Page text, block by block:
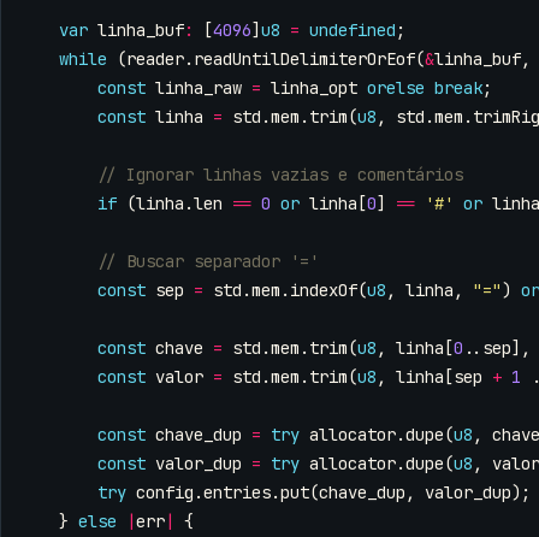
var linha_buf: [4096] u8 = undefined ;
while
(reader. readUntilDelimiterOrEof(&linha_buf,
const linha_raw = linha_opt orelse break;
const linha = std .mem . trim(u8 , std .mem .
if (linha .len == 0 or linha [0] == '#' or linha
const sep = std .mem . indexOf(u8 , linha , "=")
const chave = std .mem . trim(u8 , linha [0 .. sep],
const valor = std .mem . trim(u8 , linha [sep + 1
const chave_dup = try allocator.dupe(u8 ,
chave
const valor_dup = try allocator.dupe(u8 ,
valor
try config .entries.put(chave_dup , valor_dup);
} else |err|
{